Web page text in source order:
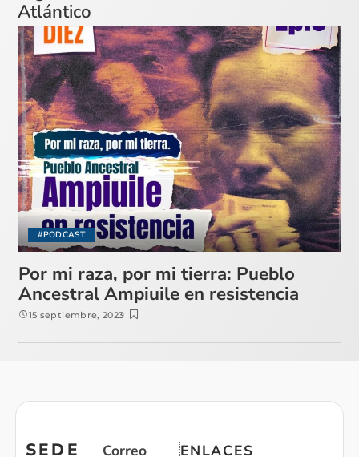
Atlántico
#PODCAST
Por mi raza, por mi tierra: Pueblo
Ancestral Ampiuile en resistencia
15 septiembre, 2023
SEDE
Correo
ENLACES